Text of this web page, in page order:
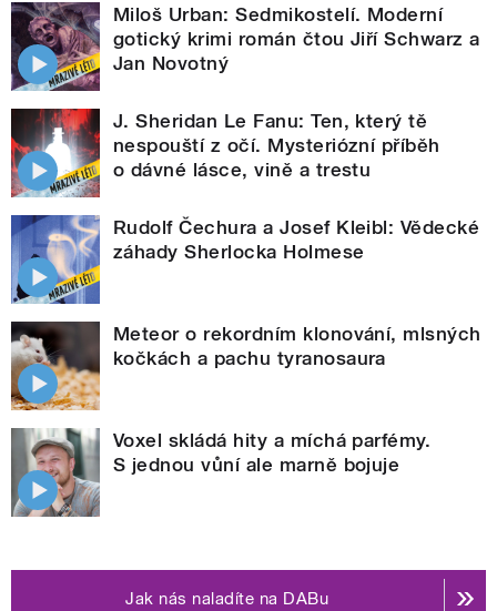
Miloš Urban: Sedmikostelí. Moderní
gotický krimi román čtou Jiří Schwarz a
Jan Novotný
J. Sheridan Le Fanu: Ten, který tě
nespouští z očí. Mysteriózní příběh
o dávné lásce, vině a trestu
Rudolf Čechura a Josef Kleibl: Vědecké
záhady Sherlocka Holmese
Meteor o rekordním klonování, mlsných
kočkách a pachu tyranosaura
Voxel skládá hity a míchá parfémy.
S jednou vůní ale marně bojuje
Jak nás naladíte na DABu